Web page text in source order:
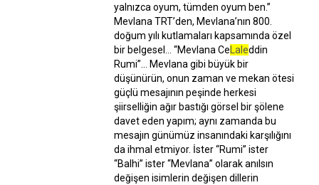
yalnızca oyum, tümden oyum ben.”
Mevlana TRT’den, Mevlana’nın 800.
doğum yılı kutlamaları kapsamında özel
bir belgesel… “Mevlana CeLaleddin
Rumi”… Mevlana gibi büyük bir
düşünürün, onun zaman ve mekan ötesi
güçlü mesajının peşinde herkesi
şiirselliğin ağır bastığı görsel bir şölene
davet eden yapım; aynı zamanda bu
mesajın günümüz insanındaki karşılığını
da ihmal etmiyor. İster “Rumi” ister
“Balhi” ister “Mevlana” olarak anılsın
değişen isimlerin değişen dillerin